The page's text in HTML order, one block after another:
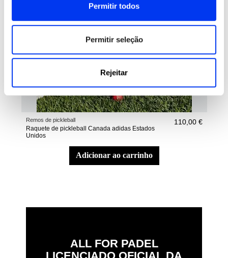
Permitir todos
Permitir seleção
Rejeitar
Remos de pickleball
Raquete de pickleball Canada adidas Estados
Unidos
110,00 €
adicionar ao carrinho
ALL FOR PADEL